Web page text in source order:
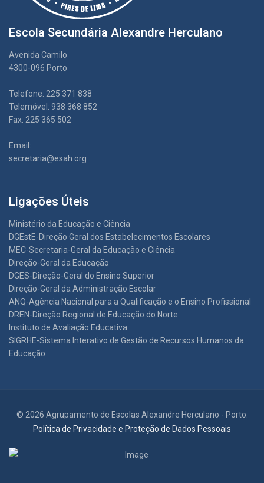
Escola Secundária Alexandre Herculano
Avenida Camilo
4300-096 Porto
Telefone: 225 371 838
Telemóvel: 938 368 852
Fax: 225 365 502
Email:
secretaria@esah.org
Ligações Úteis
Ministério da Educação e Ciência
DGEstE-Direção Geral dos Estabelecimentos Escolares
MEC-Secretaria-Geral da Educação e Ciência
Direção-Geral da Educação
DGES-Direção-Geral do Ensino Superior
Direção-Geral da Administração Escolar
ANQ-Agência Nacional para a Qualificação e o Ensino Profissional
DREN-Direção Regional de Educação do Norte
Instituto de Avaliação Educativa
SIGRHE-Sistema Interativo de Gestão de Recursos Humanos da
Educação
© 2026 Agrupamento de Escolas Alexandre Herculano - Porto.
Política de Privacidade e Proteção de Dados Pessoais